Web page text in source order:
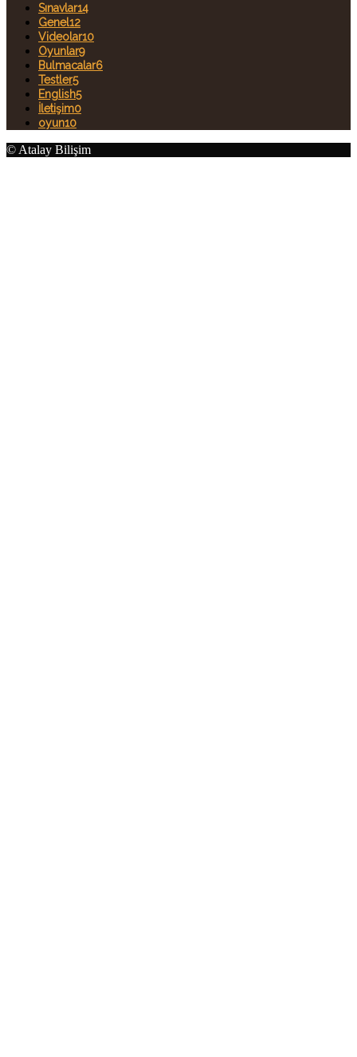
Sınavlar14
Genel12
Videolar10
Oyunlar9
Bulmacalar6
Testler5
English5
İletişim0
oyun10
© Atalay Bilişim